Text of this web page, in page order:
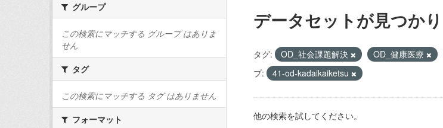
グループ
この検索にマッチする グループ はありま
せん
タグ
この検索にマッチする タグ はありません
フォーマット
データセットが見つか
タグ: OD_社会課題解決 OD_健康医療
プ:
41-od-kadaikaiketsu
他の検索を試してください。